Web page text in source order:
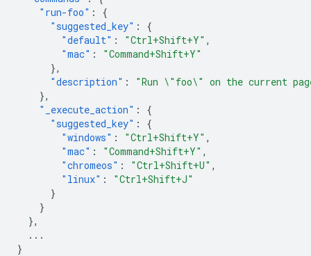
"run-foo" :
{
"suggested_key" :
{
"default" : "Ctrl+Shift+Y" ,
"mac" :
"Command+Shift+Y"
},
"description" :
"Run \"foo\" on the current
},
"_execute_action" :
{
"suggested_key" :
{
"windows" : "Ctrl+Shift+Y" ,
"mac" : "Command+Shift+Y" ,
"chromeos" : "Ctrl+Shift+U" ,
"linux" :
"Ctrl+Shift+J"
}
}
},
...
}